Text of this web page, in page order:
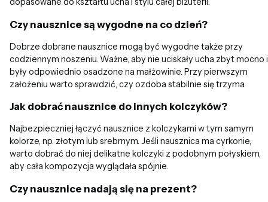
Czy nausznice są wygodne na co dzień?
Dobrze dobrane nausznice mogą być wygodne także przy
codziennym noszeniu. Ważne, aby nie uciskały ucha zbyt mocno i
były odpowiednio osadzone na małżowinie. Przy pierwszym
założeniu warto sprawdzić, czy ozdoba stabilnie się trzyma.
Jak dobrać nausznice do innych kolczyków?
Najbezpieczniej łączyć nausznice z kolczykami w tym samym
kolorze, np. złotym lub srebrnym. Jeśli nausznica ma cyrkonie,
warto dobrać do niej delikatne kolczyki z podobnym połyskiem,
aby cała kompozycja wyglądała spójnie.
Czy nausznice nadają się na prezent?